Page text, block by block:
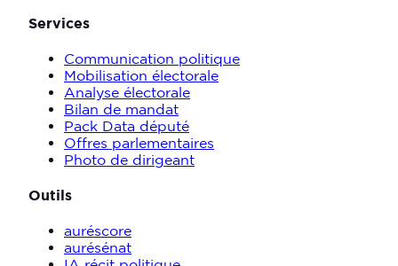
Services
Communication politique
Mobilisation électorale
Analyse électorale
Bilan de mandat
Pack Data député
Offres parlementaires
Photo de dirigeant
Outils
auréscore
aurésénat